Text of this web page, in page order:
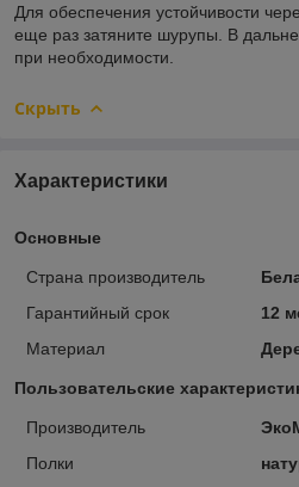
Для обеспечения устойчивости
еще раз затяните шурупы. В
при необходимости.
Скрыть
Характеристики
Основные
Страна производитель
Гарантийный срок
12
Материал
Пользовательские
Производитель
Полки